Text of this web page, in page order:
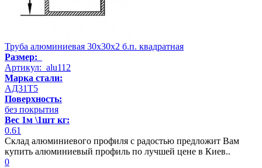
Труба алюминиевая 30х30х2 б.п. квадратная
Размер:
Артикул: alu112
Марка стали:
АД31Т5
Поверхность:
без покрытия
Вес 1м \1шт кг:
0.61
Склад алюминиевого профиля с радостью предложит Вам
купить алюминиевый профиль по лучшей цене в Киев..
0